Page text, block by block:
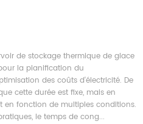
de stockage thermique de glace
la planification du
des coûts d'électricité. De
cette durée est fixe, mais en
en fonction de multiples conditions.
le temps de cong...